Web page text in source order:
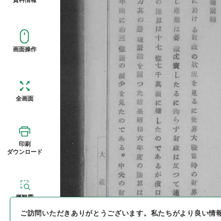
画面操作
全画面
印刷
ダウンロード
概観図
ご訪問いただきありがとうございます。 私たちがより良い情